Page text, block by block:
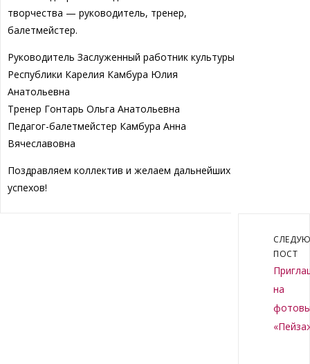
творчества — руководитель, тренер,
балетмейстер.
Руководитель Заслуженный работник культуры
Республики Карелия Камбура Юлия
Анатольевна
Тренер Гонтарь Ольга Анатольевна
Педагог-балетмейстер Камбура Анна
Вячеславовна
Поздравляем коллектив и желаем дальнейших
успехов!
ПОСТ
на